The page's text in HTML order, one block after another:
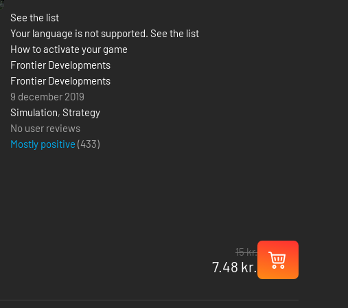
See the list
Your language is not supported. See the list
How to activate your game
Frontier Developments
Frontier Developments
9 december 2019
Simulation, Strategy
No user reviews
Mostly positive (433)
15 kr.
7.48 kr.